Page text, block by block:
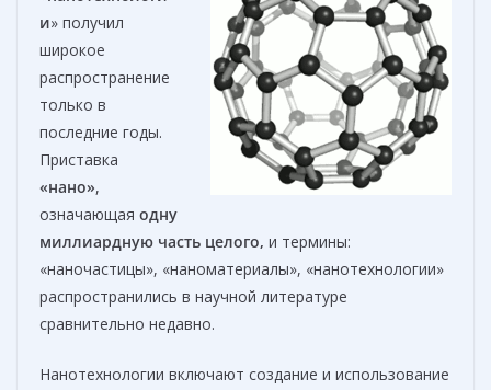
и» получил
широкое
распространение
только в
последние годы.
Приставка
«нано»,
означающая одну
миллиардную часть целого, и термины:
«наночастицы», «наноматериалы», «нанотехнологии»
распространились в научной литературе
сравнительно недавно.
Нанотехнологии включают создание и использование